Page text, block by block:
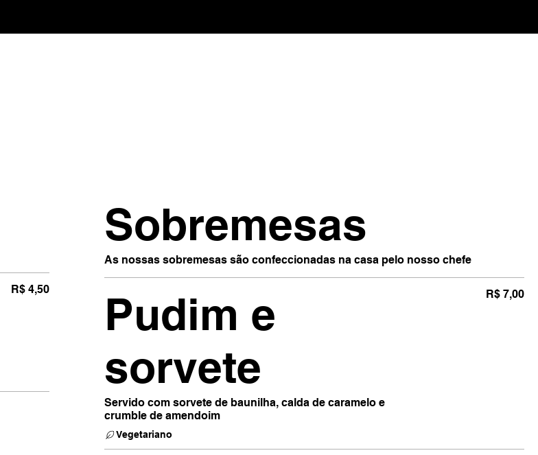
R$ 4,50
Sobremesas
As nossas sobremesas são confeccionadas na casa pelo nosso chefe
Pudim e
sorvete
Servido com sorvete de baunilha, calda de caramelo e
crumble de amendoim
R$ 7,00
Vegetariano